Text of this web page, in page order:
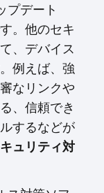
プデート
。他のセキ
、デバイス
例えば、強
なリンクや
、信頼でき
するなどが
ュリティ対